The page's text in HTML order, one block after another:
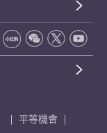
平等機會